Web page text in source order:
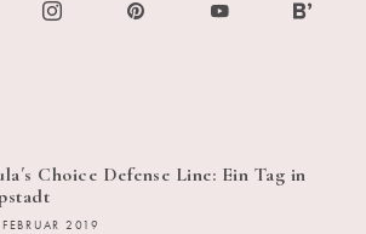
Choice Defense Line: Ein Tag in
2019